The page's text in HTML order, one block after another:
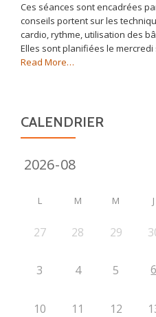
Ces séances sont encadrées
conseils portent sur les
cardio, rythme, utilisation des
Elles sont planifiées le mercredi
Read Moreabout
…
CALENDRIER
L M M J
27 28 29
3 4 5 6
10 11 12